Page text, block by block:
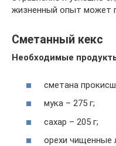
жизненный опыт может
Сметанный кекс
Необходимые
сметана
мука – 275 г;
сахар – 205 г;
орехи